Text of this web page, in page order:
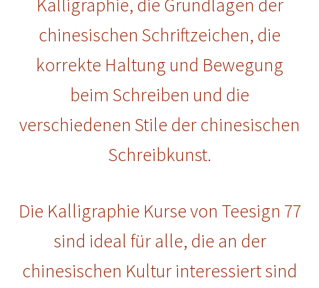
Kalligraphie, die Grundlagen der
chinesischen Schriftzeichen, die
korrekte Haltung und Bewegung
beim Schreiben und die
verschiedenen Stile der chinesischen
Schreibkunst.
Die Kalligraphie Kurse von Teesign 77
sind ideal für alle, die an der
chinesischen Kultur interessiert sind